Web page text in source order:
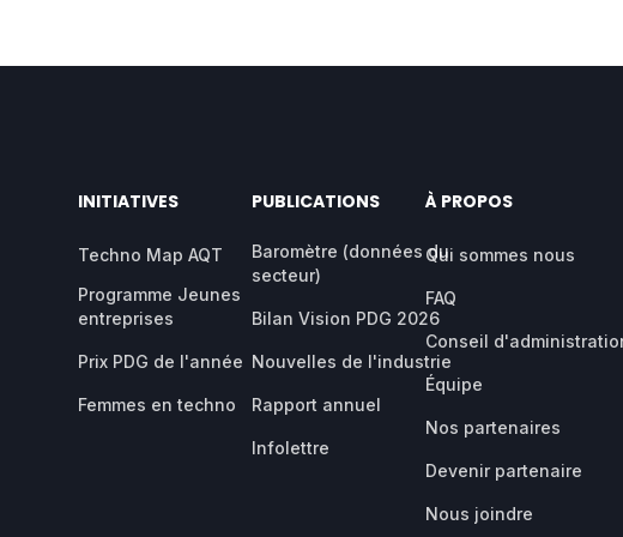
INITIATIVES
Techno Map AQT
Programme Jeunes
entreprises
Prix PDG de l'année
Femmes en techno
PUBLICATIONS
Baromètre (données du
secteur)
Bilan Vision PDG 2026
Nouvelles de l'industrie
Rapport annuel
Infolettre
À PROPOS
Qui sommes nous
FAQ
Conseil
Équipe
Nos partenaires
Devenir partenaire
Nous joindre